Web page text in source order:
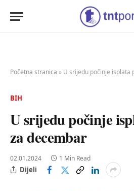
Početna stranica » U srijedu počinje isplata
BIH
U srijedu počinje
za decembar
02.01.2024 1 Min Read
Dijeli